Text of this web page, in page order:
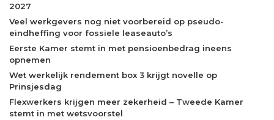
2027
Veel werkgevers nog niet voorbereid op pseudo-
eindheffing voor fossiele leaseauto’s
Eerste Kamer stemt in met pensioenbedrag ineens
opnemen
Wet werkelijk rendement box 3 krijgt novelle op
Prinsjesdag
Flexwerkers krijgen meer zekerheid – Tweede Kamer
stemt in met wetsvoorstel